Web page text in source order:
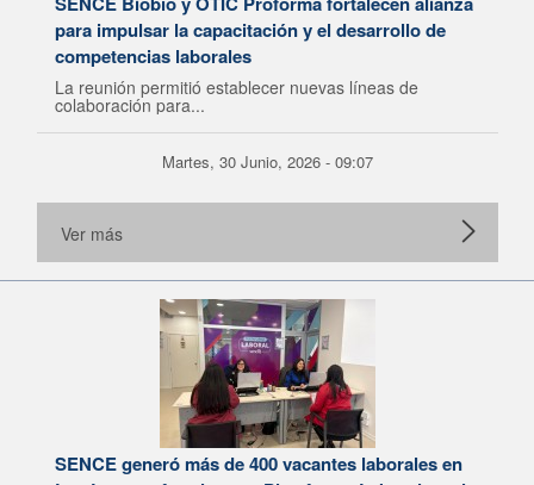
para impulsar la capacitación y el desarrollo de
competencias laborales
La reunión permitió establecer nuevas líneas de
colaboración para...
Martes, 30 Junio, 2026 - 09:07
Ver más
SENCE generó más de 400 vacantes laborales en